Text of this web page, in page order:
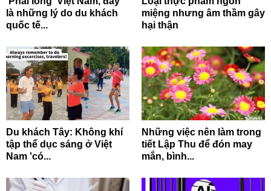
là những lý do du khách
quốc tế...
miệng nhưng âm thầm gây
hại thận
Du khách Tây: Không khí
tập thể dục sáng ở Việt
Nam 'có...
Những việc nên làm trong
tiết Lập Thu để đón may
mắn, bình...